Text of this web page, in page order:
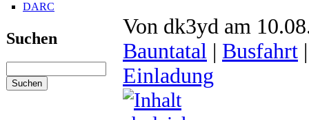
DARC
Suchen
Von dk3yd am
Bauntatal | Busfahrt
Einladung